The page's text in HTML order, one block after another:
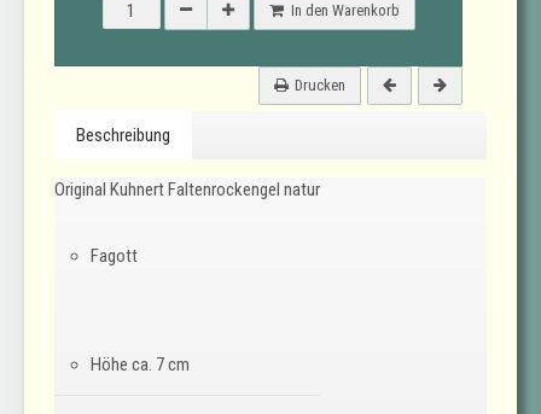
In den Warenkorb
Drucken
Beschreibung
Original Kuhnert Faltenrockengel natur
Fagott
Höhe ca. 7 cm